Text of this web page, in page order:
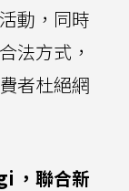
動，同時
法方式，
者杜絕網
，聯合新